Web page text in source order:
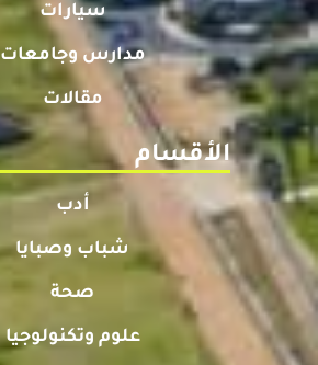
سيارات
مدارس وجامعات
مقالات
الأقسام
أدب
شباب وصبايا
صحة
علوم وتكنولوجيا